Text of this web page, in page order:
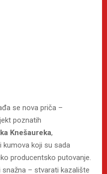
se nova priča –
poznatih
Knešaureka,
kumova koji su sada
producentsko putovanje.
snažna – stvarati kazalište